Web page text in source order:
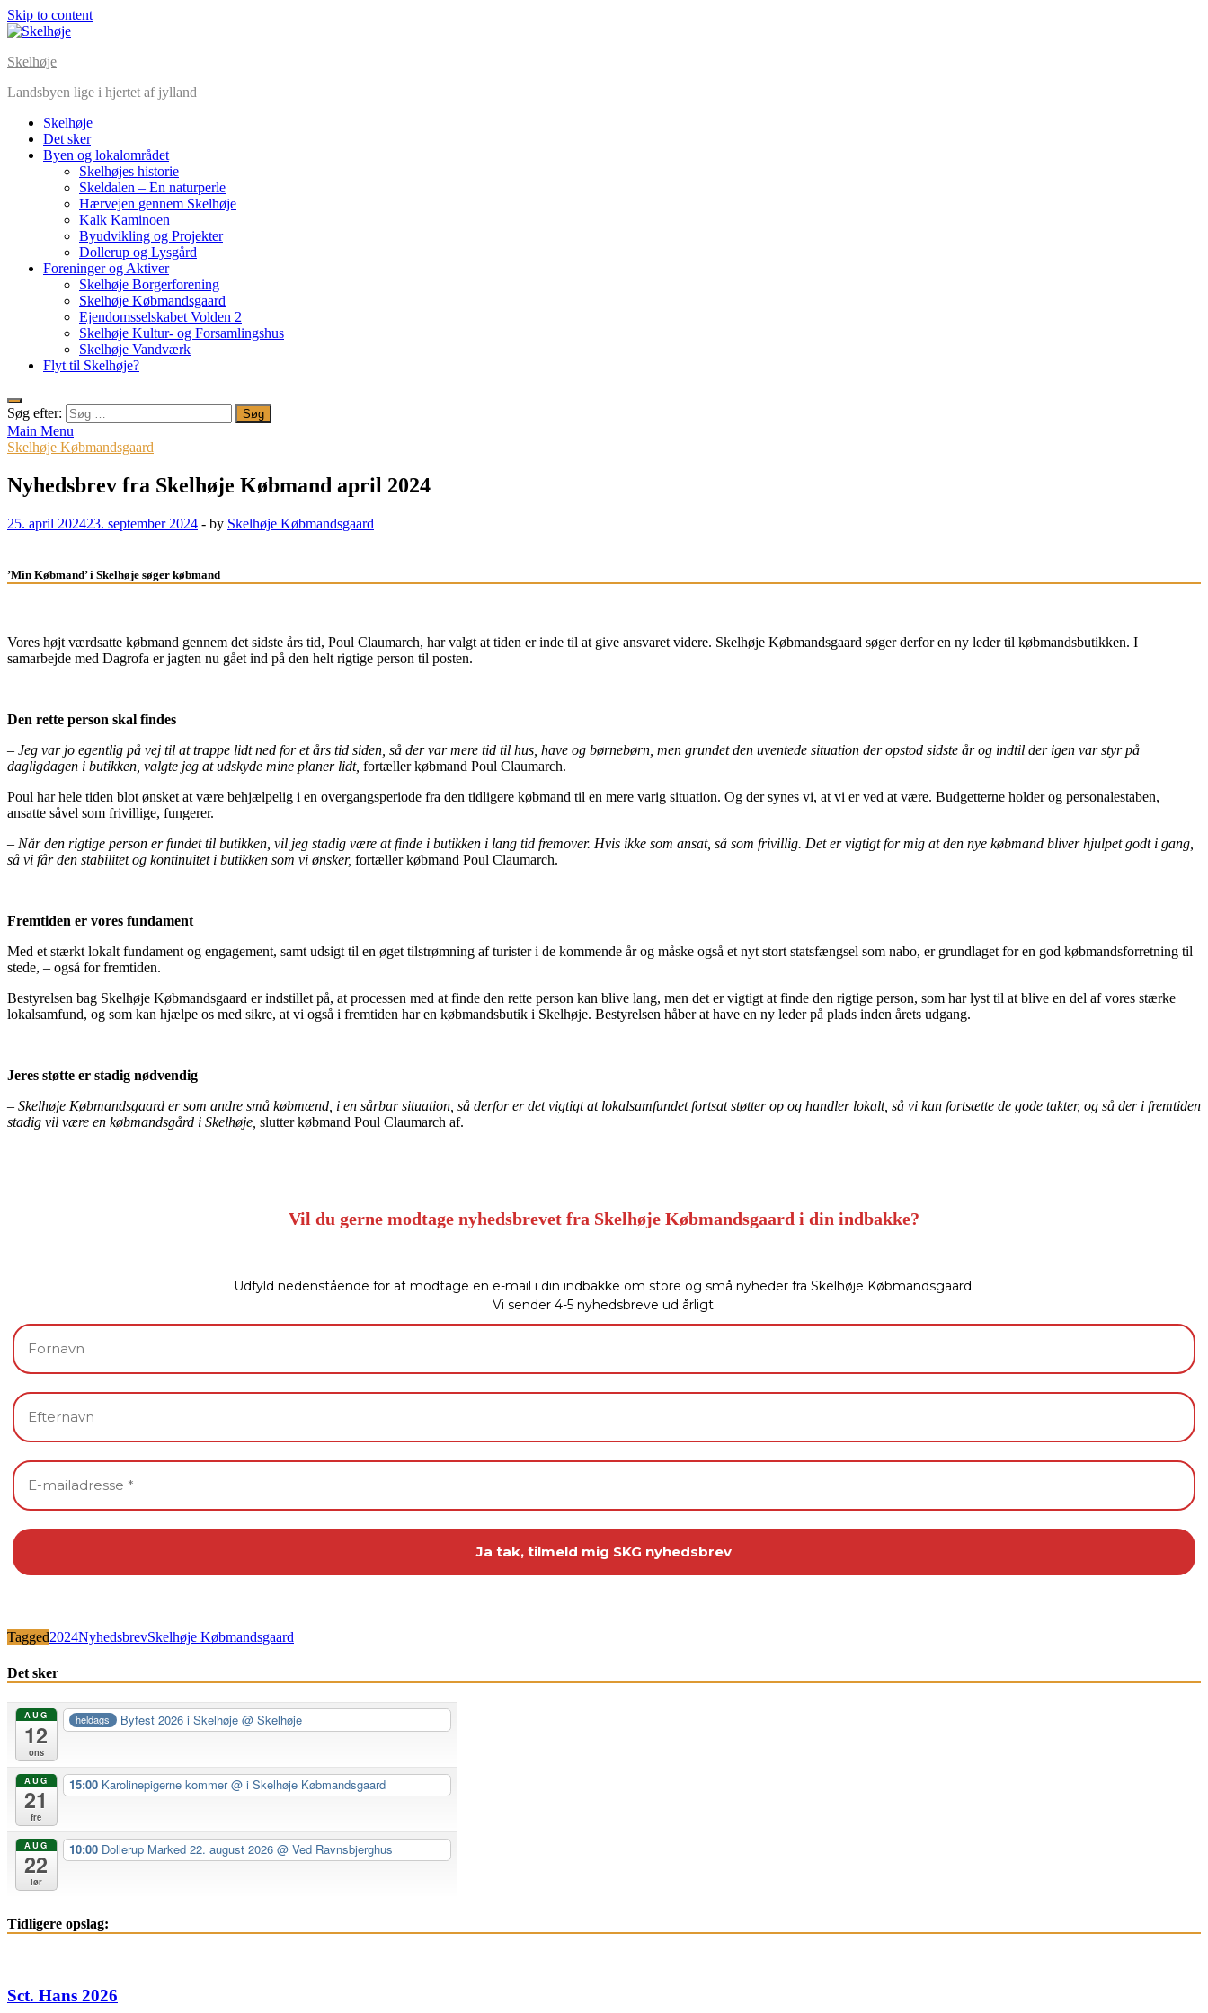
Skip to content
Skelhøje
Landsbyen lige i hjertet af jylland
Skelhøje
Det sker
Byen og lokalområdet
Skelhøjes historie
Skeldalen – En naturperle
Hærvejen gennem Skelhøje
Kalk Kaminoen
Byudvikling og Projekter
Dollerup og Lysgård
Foreninger og Aktiver
Skelhøje Borgerforening
Skelhøje Købmandsgaard
Ejendomsselskabet Volden 2
Skelhøje Kultur- og Forsamlingshus
Skelhøje Vandværk
Flyt til Skelhøje?
Søg efter:
Main Menu
Skelhøje Købmandsgaard
Nyhedsbrev fra Skelhøje Købmand april 2024
25. april 202423. september 2024 - by Skelhøje Købmandsgaard
’Min Købmand’ i Skelhøje søger købmand
Vores højt værdsatte købmand gennem det sidste års tid, Poul Claumarch, har valgt at tiden er inde til at give ansvaret videre. Skelhøje Købmandsgaard søger derfor en ny leder til købmandsbutikken. I
samarbejde med Dagrofa er jagten nu gået ind på den helt rigtige person til posten.
Den rette person skal findes
– Jeg var jo egentlig på vej til at trappe lidt ned for et års tid siden, så der var mere tid til hus, have og børnebørn, men grundet den uventede situation der opstod sidste år og indtil der igen var styr på
dagligdagen i butikken, valgte jeg at udskyde mine planer lidt, fortæller købmand Poul Claumarch.
Poul har hele tiden blot ønsket at være behjælpelig i en overgangsperiode fra den tidligere købmand til en mere varig situation. Og der synes vi, at vi er ved at være. Budgetterne holder og personalestaben,
ansatte såvel som frivillige, fungerer.
– Når den rigtige person er fundet til butikken, vil jeg stadig være at finde i butikken i lang tid fremover. Hvis ikke som ansat, så som frivillig. Det er vigtigt for mig at den nye købmand bliver hjulpet godt i gang,
så vi får den stabilitet og kontinuitet i butikken som vi ønsker, fortæller købmand Poul Claumarch.
Fremtiden er vores fundament
Med et stærkt lokalt fundament og engagement, samt udsigt til en øget tilstrømning af turister i de kommende år og måske også et nyt stort statsfængsel som nabo, er grundlaget for en god købmandsforretning til
stede, – også for fremtiden.
Bestyrelsen bag Skelhøje Købmandsgaard er indstillet på, at processen med at finde den rette person kan blive lang, men det er vigtigt at finde den rigtige person, som har lyst til at blive en del af vores stærke
lokalsamfund, og som kan hjælpe os med sikre, at vi også i fremtiden har en købmandsbutik i Skelhøje. Bestyrelsen håber at have en ny leder på plads inden årets udgang.
Jeres støtte er stadig nødvendig
– Skelhøje Købmandsgaard er som andre små købmænd, i en sårbar situation, så derfor er det vigtigt at lokalsamfundet fortsat støtter op og handler lokalt, så vi kan fortsætte de gode takter, og så der i fremtiden
stadig vil være en købmandsgård i Skelhøje, slutter købmand Poul Claumarch af.
Vil du gerne modtage nyhedsbrevet fra Skelhøje Købmandsgaard i din indbakke?
Udfyld nedenstående for at modtage en e-mail i din indbakke om store og små nyheder fra Skelhøje Købmandsgaard.
Vi sender 4-5 nyhedsbreve ud årligt.
Tagged2024NyhedsbrevSkelhøje Købmandsgaard
Det sker
AUG
12
ons
heldags Byfest 2026 i Skelhøje@ Skelhøje
AUG
21
fre
15:00 Karolinepigerne kommer@ i Skelhøje Købmandsgaard
AUG
22
lør
10:00 Dollerup Marked 22. august 2026 @ Ved Ravnsbjerghus
Tidligere opslag:
Sct. Hans 2026